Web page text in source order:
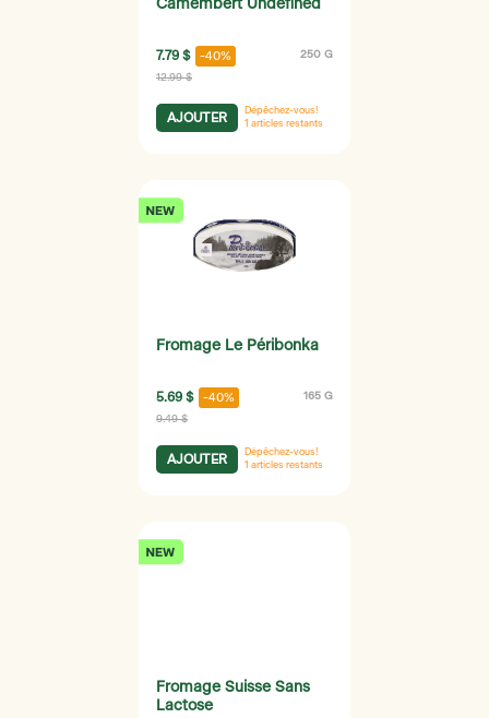
Camembert Undefined
7.79 $ -40% 250 G
12.99 $
AJOUTER
Dépêchez-vous!
1 articles restants
Fromage Le Péribonka
5.69 $ -40% 165 G
9.49 $
AJOUTER
Dépêchez-vous!
1 articles restants
Fromage Suisse Sans
Lactose